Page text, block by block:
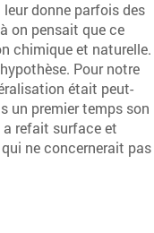
donne parfois des
on pensait que ce
chimique et naturelle.
Pour notre
était peut-
un premier temps son
refait surface et
ne concernerait pas